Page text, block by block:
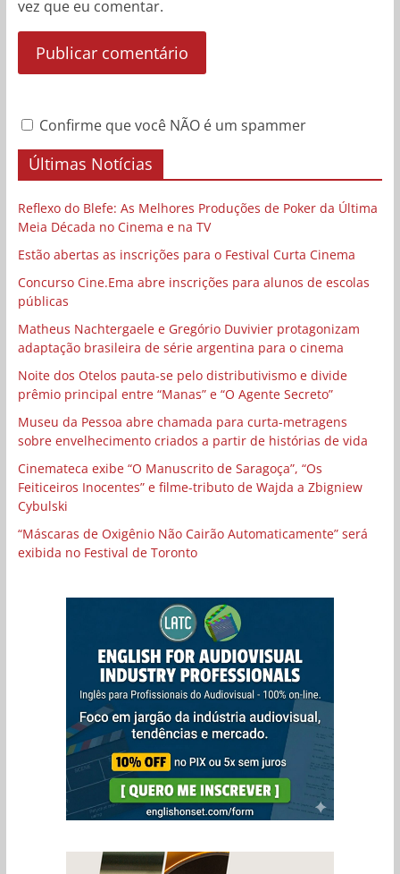
vez que eu comentar.
Confirme que você NÃO é um spammer
Últimas Notícias
Reflexo do Blefe: As Melhores Produções de Poker da Última
Meia Década no Cinema e na TV
Estão abertas as inscrições para o Festival Curta Cinema
Concurso Cine.Ema abre inscrições para alunos de escolas
públicas
Matheus Nachtergaele e Gregório Duvivier protagonizam
adaptação brasileira de série argentina para o cinema
Noite dos Otelos pauta-se pelo distributivismo e divide
prêmio principal entre “Manas” e “O Agente Secreto”
Museu da Pessoa abre chamada para curta-metragens
sobre envelhecimento criados a partir de histórias de vida
Cinemateca exibe “O Manuscrito de Saragoça”, “Os
Feiticeiros Inocentes” e filme-tributo de Wajda a Zbigniew
Cybulski
“Máscaras de Oxigênio Não Cairão Automaticamente” será
exibida no Festival de Toronto